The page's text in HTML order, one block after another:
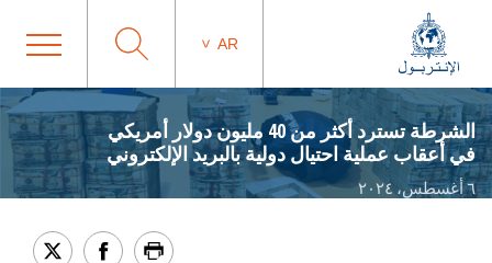
AR
الشرطة تسترد أكثر من 40 مليون دولار أمريكي
في أعقاب عملية احتيال دولية بالبريد الإلكتروني
٦ أغسطس، ٢٠٢٤